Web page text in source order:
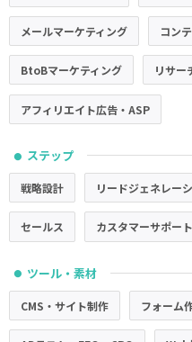
メールマーケティング コン
BtoBマーケティング リサー
アフィリエイト広告・ASP
● ステップ
戦略設計 リードジェネレー
セールス カスタマーサポー
● ツール・素材
CMS・サイト制作 フォーム